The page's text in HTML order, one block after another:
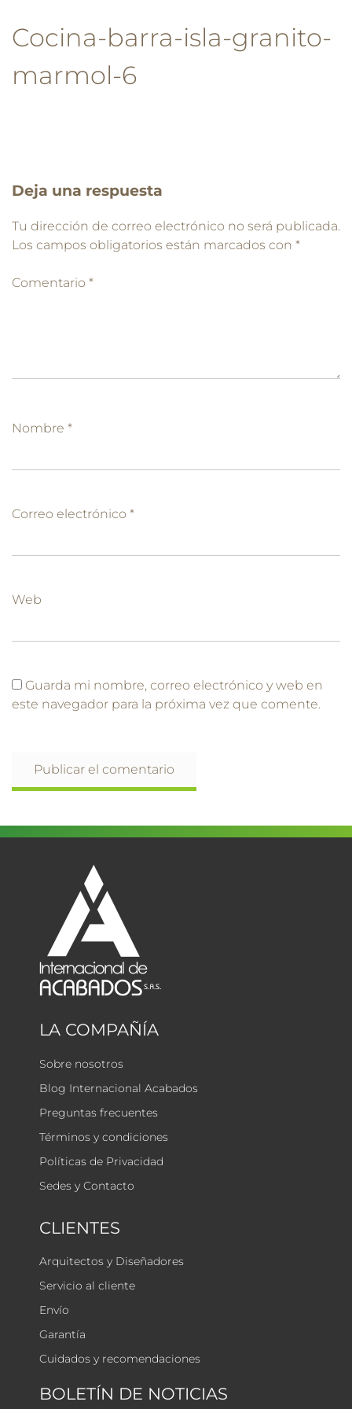
Cocina-barra-isla-granito-
marmol-6
Deja una respuesta
Tu dirección de correo electrónico no será publicada.
Los campos obligatorios están marcados con *
Comentario *
Nombre *
Correo electrónico *
Web
Guarda mi nombre, correo electrónico y web en
este navegador para la próxima vez que comente.
LA COMPAÑÍA
Sobre nosotros
Blog Internacional Acabados
Preguntas frecuentes
Términos y condiciones
Políticas de Privacidad
Sedes y Contacto
CLIENTES
Arquitectos y Diseñadores
Servicio al cliente
Envío
Garantía
Cuidados y recomendaciones
BOLETÍN DE NOTICIAS